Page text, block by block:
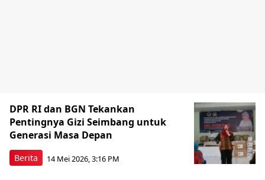
Berita
DPR RI dan BGN Tekankan
Pentingnya Gizi Seimbang untuk
Generasi Masa Depan
14 Mei 2026, 3:16 PM